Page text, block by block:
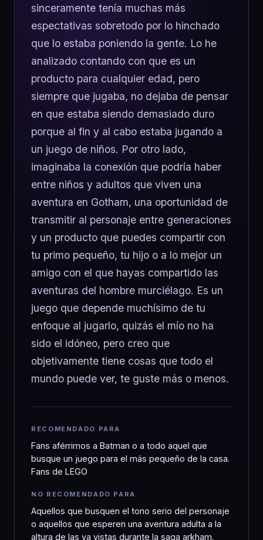
sinceramente tenía muchas más
espectativas sobretodo por lo hinchado
que lo estaba poniendo la gente. Lo he
analizado contando con que es un
producto para cualquier edad, pero
siempre que jugaba, no dejaba de pensar
en que estaba siendo demasiado duro
porque al fin y al cabo estaba jugando a
un juego de niños. Por otro lado,
imaginaba la conexión que podría haber
entre niños y adultos que viven una
aventura en Gotham, una oportunidad de
transmitir al personaje entre generaciones
y un producto que puedes compartir con
tu primo pequeño, tu hijo o a lo mejor un
amigo con el que hayas compartido las
aventuras del hombre murciélago. Es un
juego que depende muchísimo de tu
enfoque al jugarlo, quizás el mío no ha
sido el idóneo, pero creo que
objetivamente tiene cosas que todo el
mundo puede ver, te guste más o menos.
RECOMENDADO PARA
Fans aférrimos a Batman o a todo aquel que
busque un juego para el más pequeño de la casa.
Fans de LEGO
NO RECOMENDADO PARA
Aquellos que busquen el tono serio del personaje
o aquellos que esperen una aventura adulta a la
altura de las ya vistas durante la saga arkham.